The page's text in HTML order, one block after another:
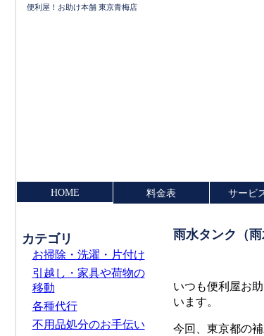
便利屋！お助け本舗 東京青梅店
HOME 料金表 サービ
雨水タンク（
いつも便利屋お
います。
今回、東京都の
カテゴリ
お掃除・洗濯・片付け
引越し・家具や荷物の
移動
各種代行
不用品処分のお手伝い